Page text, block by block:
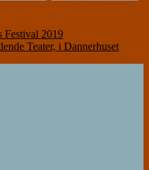
Festival 2019
Teater, i Dannerhuset